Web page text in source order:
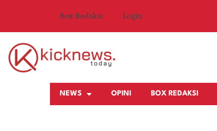
Box Redaksi Login
NEWS OPINI BOX REDAKSI